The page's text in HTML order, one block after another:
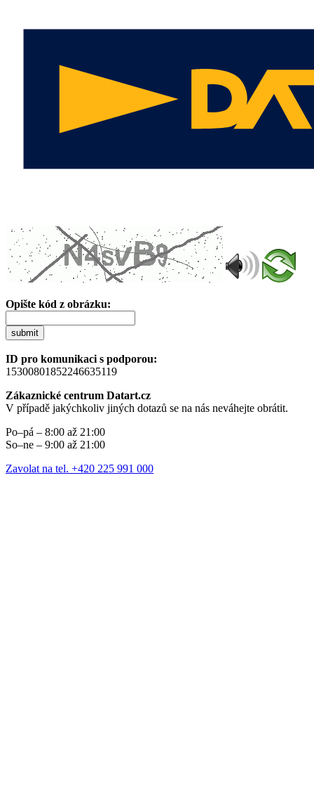
Opište kód z obrázku:
submit
ID pro komunikaci s podporou:
15300801852246635119
Zákaznické centrum Datart.cz
V případě jakýchkoliv jiných dotazů se na nás neváhejte obrátit.
Po–pá – 8:00 až 21:00
So–ne – 9:00 až 21:00
Zavolat na tel. +420 225 991 000